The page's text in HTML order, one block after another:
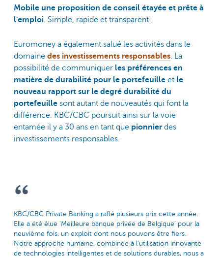
Mobile une proposition de conseil étayée et prête à
l'emploi. Simple, rapide et transparent!
Euromoney a également salué les activités dans le
domaine des investissements responsables. La
possibilité de communiquer les préférences en
matière de durabilité pour le portefeuille et le
nouveau rapport sur le degré durabilité du
portefeuille sont autant de nouveautés qui font la
différence. KBC/CBC poursuit ainsi sur la voie
entamée il y a 30 ans en tant que pionnier des
investissements responsables.
KBC/CBC Private Banking a raflé plusieurs prix cette année.
Elle a été élue 'Meilleure banque privée de Belgique' pour la
neuvième fois, un exploit dont nous pouvons être fiers.
Notre approche humaine, combinée à l'utilisation innovante
de technologies intelligentes et de solutions durables, nous a